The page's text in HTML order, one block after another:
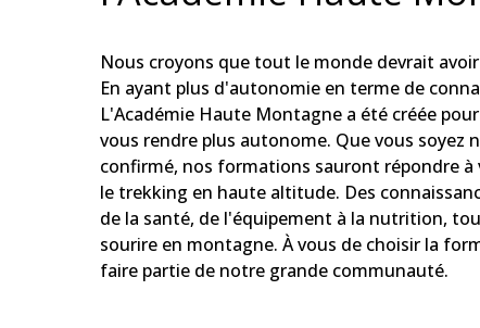
Nous croyons que tout le monde devrait
En ayant plus d'autonomie en terme de
L'Académie Haute Montagne a été créée
vous rendre plus autonome. Que vous soyez
confirmé, nos formations sauront répondre
le trekking en haute altitude. Des
de la santé, de l'équipement à la nutrition,
sourire en montagne. À vous de choisir la
faire partie de notre grande communauté.